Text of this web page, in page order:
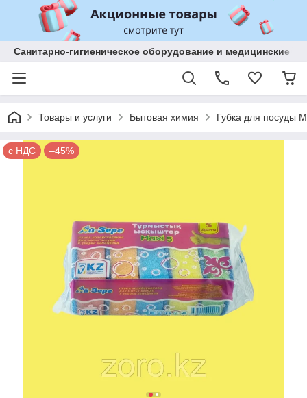
Санитарно-гигиеническое оборудование и медицинские
Товары и услуги Бытовая химия Губка для посуды
с НДС –45%